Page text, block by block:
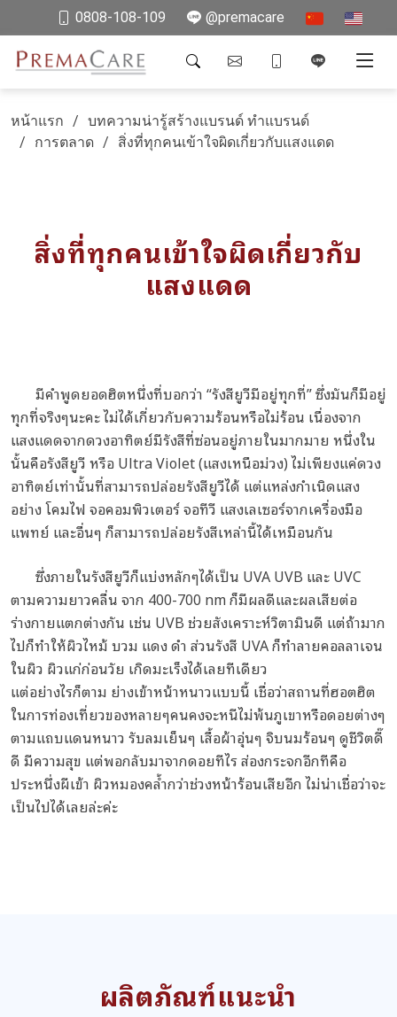
0808-108-109 @premacare
หน้าแรก
บทความน่ารู้สร้างแบรนด์ ทำแบรนด์
การตลาด
สิ่งที่ทุกคนเข้าใจผิดเกี่ยวกับแสงแดด
สิ่งที่ทุกคนเข้าใจผิดเกี่ยวกับ
แสงแดด
มีคำพูดยอดฮิตหนึ่งที่บอกว่า “รังสียูวีมีอยู่ทุกที่” ซึ่งมันก็มีอยู่
ทุกที่จริงๆนะคะ ไม่ได้เกี่ยวกับความร้อนหรือไม่ร้อน เนื่องจาก
แสงแดดจากดวงอาทิตย์มีรังสีที่ซ่อนอยู่ภายในมากมาย หนึ่งใน
นั้นคือรังสียูวี หรือ Ultra Violet (แสงเหนือม่วง) ไม่เพียงแค่ดวง
อาทิตย์เท่านั้นที่สามารถปล่อยรังสียูวีได้ แต่แหล่งกำเนิดแสง
อย่าง โคมไฟ จอคอมพิวเตอร์ จอทีวี แสงเลเซอร์จากเครื่องมือ
แพทย์ และอื่นๆ ก็สามารถปล่อยรังสีเหล่านี้ได้เหมือนกัน
ซึ่งภายในรังสียูวีก็แบ่งหลักๆได้เป็น UVA UVB และ UVC
ตามความยาวคลื่น จาก 400-700 nm ก็มีผลดีและผลเสียต่อ
ร่างกายแตกต่างกัน เช่น UVB ช่วยสังเคราะห์วิตามินดี แต่ถ้ามาก
ไปก็ทำให้ผิวไหม้ บวม แดง ดำ ส่วนรังสี UVA ก็ทำลายคอลลาเจน
ในผิว ผิวแก่ก่อนวัย เกิดมะเร็งได้เลยทีเดียว
แต่อย่างไรก็ตาม ย่างเข้าหน้าหนาวแบบนี้ เชื่อว่าสถานที่ฮอตฮิต
ในการท่องเที่ยวของหลายๆคนคงจะหนีไม่พ้นภูเขาหรือดอยต่างๆ
ตามแถบแดนหนาว รับลมเย็นๆ เสื้อผ้าอุ่นๆ จิบนมร้อนๆ ดูชีวิตดี๊
ดี มีความสุข แต่พอกลับมาจากดอยทีไร ส่องกระจกอีกทีคือ
ประหนึ่งผีเข้า ผิวหมองคล้ำกว่าช่วงหน้าร้อนเสียอีก ไม่น่าเชื่อว่าจะ
เป็นไปได้เลยล่ะค่ะ
ผลิตภัณฑ์แนะนำ